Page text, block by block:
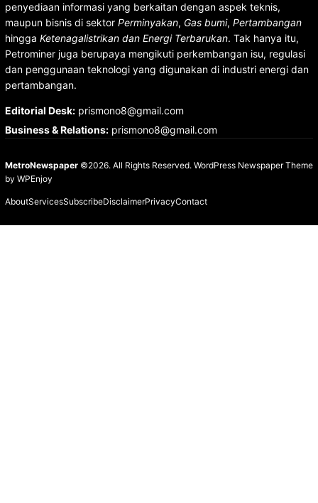
penyediaan informasi yang berkaitan dengan aspek teknis,
maupun bisnis di sektor Perminyakan, Gas bumi, Pertambangan
hingga Ketenagalistrikan dan Energi Terbarukan. Tak hanya itu,
Petrominer juga berupaya mengikuti perkembangan isu, regulasi
dan penggunaan teknologi yang digunakan di industri energi dan
pertambangan.
Editorial Desk:prismono8@gmail.com
Business & Relations:prismono8@gmail.com
MetroNewspaper©2026. All Rights Reserved. WordPress Newspaper Theme
by WPEnjoy
AboutServicesSubscribeDisclaimerPrivacyContact